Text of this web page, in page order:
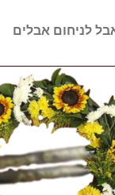
לניחום אבלים